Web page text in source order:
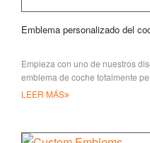
Emblema personalizado del
Empieza con uno de nuestros
emblema de coche totalmente
desees. Podemos colo
LEER MÁS